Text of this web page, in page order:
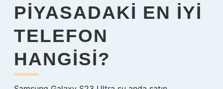
PIYASADAKI EN IYI
TELEFON
HANGISI?